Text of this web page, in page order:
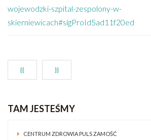
wojewodzki-szpital-zespolony-w-
skierniewicach#sigProId5ad11f20ed
{{ }}
TAM JESTEŚMY
CENTRUM ZDROWIA PULS ZAMOŚĆ